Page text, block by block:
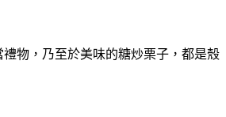
物，乃至於美味的糖炒栗子，都是殼